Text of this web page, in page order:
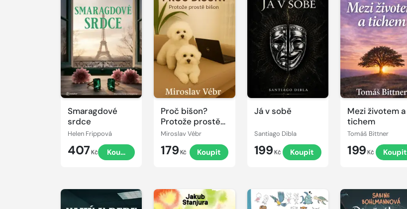
Smaragdové
srdce
Helen Frippová
407Kč Koupit
Proč bišon?
Protože prostě
bišon
Miroslav Vébr
179 Kč Koupit
Já v sobě
Santiago Dibla
199 Kč Koupit
Mezi životem a
tichem
Tomáš Bittner
199 Kč Koupit